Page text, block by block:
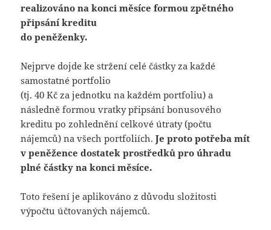
realizováno na konci měsíce formou zpětného
připsání kreditu
do peněženky.
Nejprve dojde ke stržení celé částky za každé
samostatné portfolio
(tj. 40 Kč za jednotku na každém portfoliu) a
následně formou vratky připsání bonusového
kreditu po zohlednění celkové útraty (počtu
nájemců) na všech portfoliích.Je proto potřeba mít
v peněžence dostatek prostředků pro úhradu
plné částky na konci měsíce.
Toto řešení je aplikováno z důvodu složitosti
výpočtu účtovaných nájemců.